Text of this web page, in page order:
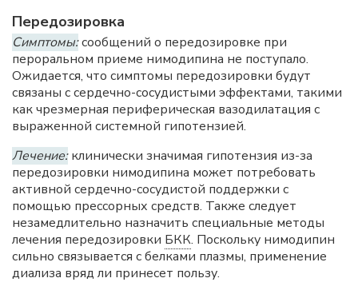
Передозировка
Симптомы:сообщений о передозировке при
пероральном приеме нимодипина не поступало.
Ожидается, что симптомы передозировки будут
связаны с сердечно-сосудистыми эффектами, такими
как чрезмерная периферическая вазодилатация с
выраженной системной гипотензией.
Лечение:клинически значимая гипотензия из-за
передозировки нимодипина может потребовать
активной сердечно-сосудистой поддержки с
помощью прессорных средств. Также следует
незамедлительно назначить специальные методы
лечения передозировки БКК. Поскольку нимодипин
сильно связывается с белками плазмы, применение
диализа вряд ли принесет пользу.